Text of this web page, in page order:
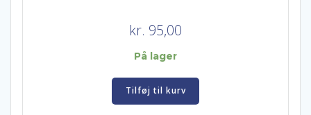
kr. 95,00
På lager
Tilføj til kurv